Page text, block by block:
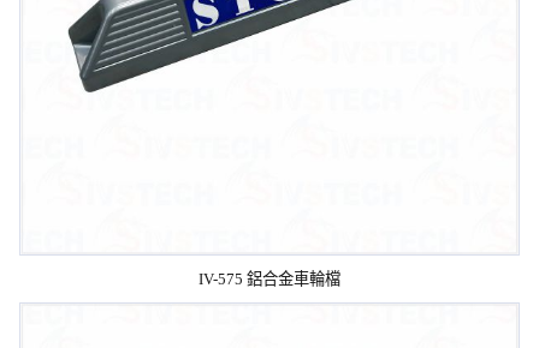
IV-575 鋁合金車輪檔